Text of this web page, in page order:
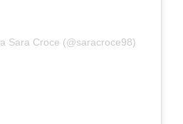
Sara Croce (@saracroce98)